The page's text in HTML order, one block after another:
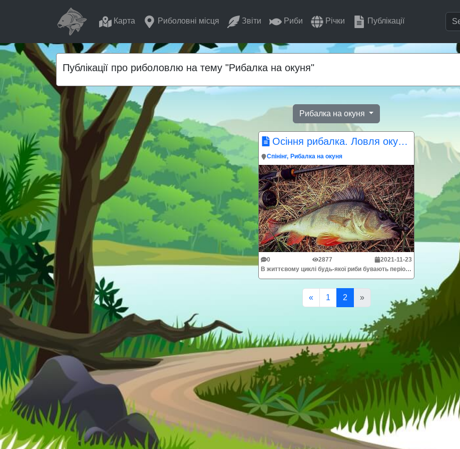
Карта Риболовні місця Звіти Риби Річки Публікації
Публікації про риболовлю на тему "Рибалка на окуня"
Рибалка на окуня
Осіння рибалка. Ловля окуня в листопаді
Спінінг Рибалка на окуня
0 2877
2021-11-23
В життєвому циклі будь-якої риби бувають періоди більшої і меншої активності. Тих риб, у яких це чергування носить яскраво виражений сезонний характер...
« 1 2 »